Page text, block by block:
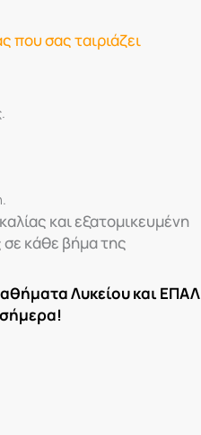
που σας ταιριάζει
και εξατομικευμένη
σε κάθε βήμα της
Λυκείου και ΕΠΑΛ
σήμερα!